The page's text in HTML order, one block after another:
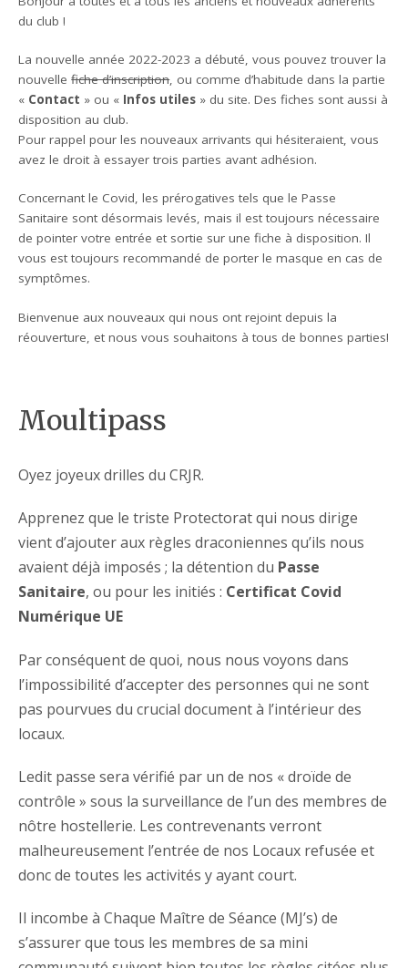
du club !
La nouvelle année 2022-2023 a débuté, vous pouvez trouver la
nouvellefiche d’inscription, ou comme d’habitude dans la partie
« Contact » ou « Infos utiles » du site. Des fiches sont aussi à
disposition au club.
Pour rappel pour les nouveaux arrivants qui hésiteraient, vous
avez le droit à essayer trois parties avant adhésion.
Concernant le Covid, les prérogatives tels que le Passe
Sanitaire sont désormais levés, mais il est toujours nécessaire
de pointer votre entrée et sortie sur une fiche à disposition. Il
vous est toujours recommandé de porter le masque en cas de
symptômes.
Bienvenue aux nouveaux qui nous ont rejoint depuis la
réouverture, et nous vous souhaitons à tous de bonnes parties!
Moultipass
Oyez joyeux drilles du CRJR.
Apprenez que le triste Protectorat qui nous dirige
vient d’ajouter aux règles draconiennes qu’ils nous
avaient déjà imposés ; la détention du Passe
Sanitaire, ou pour les initiés : Certificat Covid
Numérique UE
Par conséquent de quoi, nous nous voyons dans
l’impossibilité d’accepter des personnes qui ne sont
pas pourvues du crucial document à l’intérieur des
locaux.
Ledit passe sera vérifié par un de nos « droïde de
contrôle » sous la surveillance de l’un des membres de
nôtre hostellerie. Les contrevenants verront
malheureusement l’entrée de nos Locaux refusée et
donc de toutes les activités y ayant court.
Il incombe à Chaque Maître de Séance (MJ’s) de
s’assurer que tous les membres de sa mini